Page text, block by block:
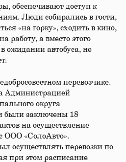
обеспечивают доступ к
Люди собирались в гости,
«на горку», сходить в кино,
работу, а вместо этого
ожидании автобуса, не
перевозчике.
Администрацией
округа
были заключены 18
на осуществление
ООО «СолоАвто».
осуществлять перевозки по
при этом расписание